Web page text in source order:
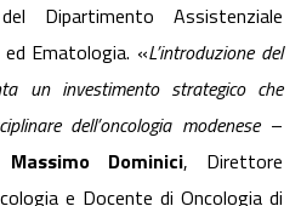
Dipartimento Assistenziale
Ematologia. «L’introduzione del
un investimento strategico che
dell’oncologia modenese–
Dominici, Direttore
e Docente di Oncologia di